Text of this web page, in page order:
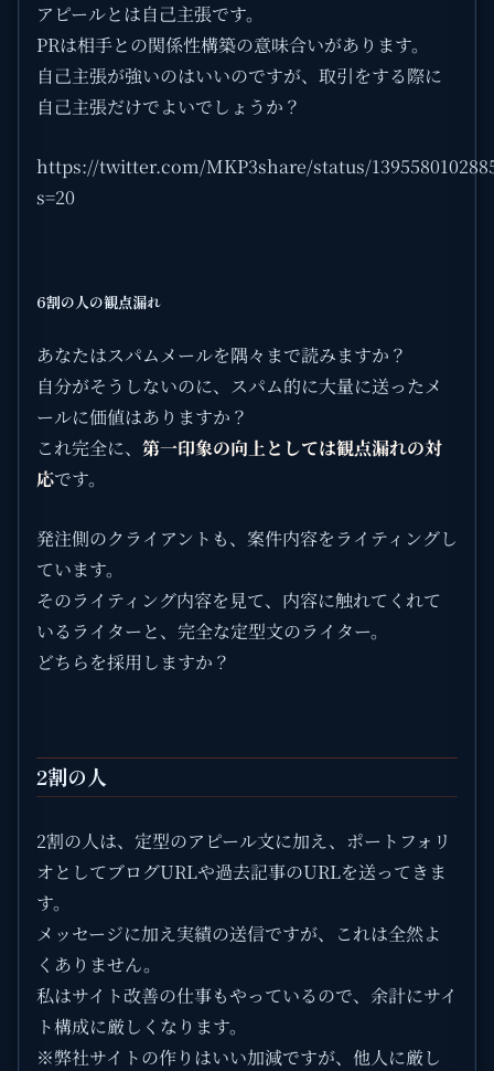
アピールとは自己主張です。
PRは相手との関係性構築の意味合いがあります。
自己主張が強いのはいいのですが、取引をする際に
自己主張だけでよいでしょうか？
https://twitter.com/MKP3share/status/
s=20
6割の人の観点漏れ
あなたはスパムメールを隅々まで読みますか？
自分がそうしないのに、スパム的に大量に送ったメ
ールに価値はありますか？
これ完全に、 第一印象の向上としては観点漏れの対
応です。
発注側のクライアントも、案件内容をライティングし
ています。
そのライティング内容を見て、内容に触れてくれて
いるライターと、完全な定型文のライター。
どちらを採用しますか？
2割の人
2割の人は、定型のアピール文に加え、ポートフォリ
オとしてブログURLや過去記事のURLを送ってきま
す。
メッセージに加え実績の送信ですが、これは全然よ
くありません。
私はサイト改善の仕事もやっているので、余計にサイ
ト構成に厳しくなります。
※弊社サイトの作りはいい加減ですが、他人に厳し